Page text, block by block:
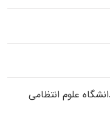
ﻋﻠﻮم انتظامی